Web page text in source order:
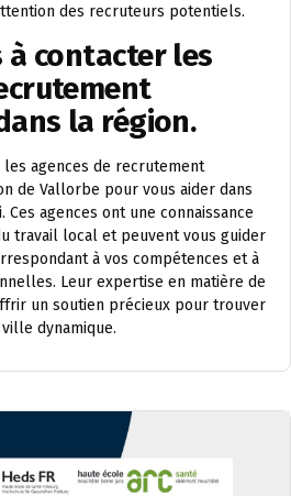
des recruteurs potentiels.
à contacter les
la région.
les agences de recrutement
de Vallorbe pour vous aider dans
agences ont une connaissance
travail local et peuvent vous guider
à vos compétences et à
Leur expertise en matière de
un soutien précieux pour trouver
dynamique.